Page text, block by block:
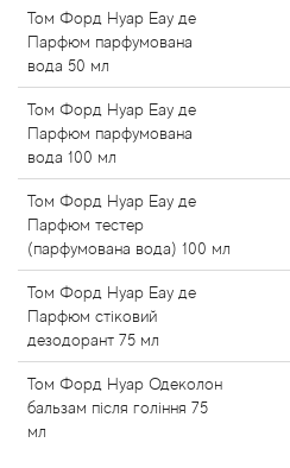
Том Форд Нуар Еау де
Парфюм парфумована
вода 50 мл
Том Форд Нуар Еау де
Парфюм парфумована
вода 100 мл
Том Форд Нуар Еау де
Парфюм тестер
(парфумована вода) 100 мл
Том Форд Нуар Еау де
Парфюм стіковий
дезодорант 75 мл
Том Форд Нуар Одеколон
бальзам після гоління 75
мл
Alexander McQueen
Alexandre Barthet
Alexandre J
Alfred Dunhill
Alyson Oldoini
Alyssa Ashley
American Crew